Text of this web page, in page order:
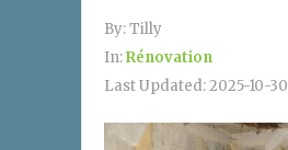
By:Tilly
In:Rénovation
Last Updated:2025-10-30